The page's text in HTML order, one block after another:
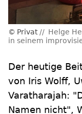
Privat
Helge
in seinem
Der heutige
von Iris Wolff,
Varatharajah:
Namen nicht",